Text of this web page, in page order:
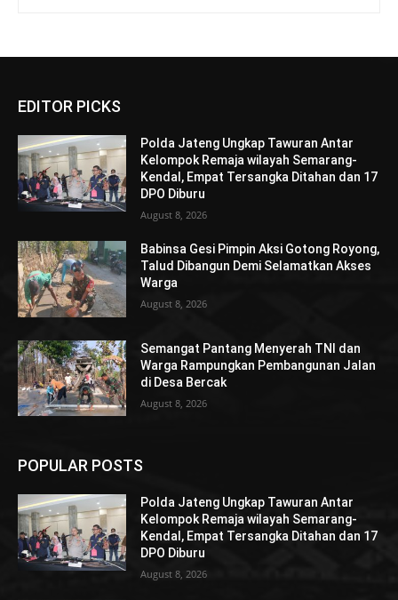
EDITOR PICKS
Polda Jateng Ungkap Tawuran Antar
Kelompok Remaja wilayah Semarang-
Kendal, Empat Tersangka Ditahan dan 17
DPO Diburu
August 8, 2026
Babinsa Gesi Pimpin Aksi Gotong Royong,
Talud Dibangun Demi Selamatkan Akses
Warga
August 8, 2026
Semangat Pantang Menyerah TNI dan
Warga Rampungkan Pembangunan Jalan
di Desa Bercak
August 8, 2026
POPULAR POSTS
Polda Jateng Ungkap Tawuran Antar
Kelompok Remaja wilayah Semarang-
Kendal, Empat Tersangka Ditahan dan 17
DPO Diburu
August 8, 2026